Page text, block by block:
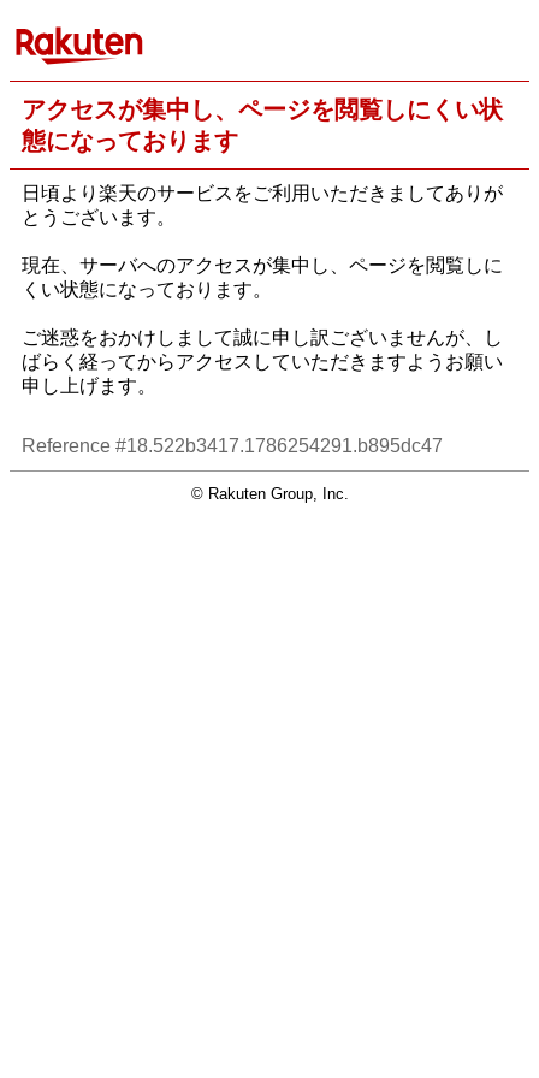
アクセスが集中し、ページを閲覧しにくい状
態になっております
日頃より楽天のサービスをご利用いただきましてありが
とうございます。
現在、サーバへのアクセスが集中し、ページを閲覧しに
くい状態になっております。
ご迷惑をおかけしまして誠に申し訳ございませんが、し
ばらく経ってからアクセスしていただきますようお願い
申し上げます。
Reference #18.522b3417.1786254291.b895dc47
© Rakuten Group, Inc.